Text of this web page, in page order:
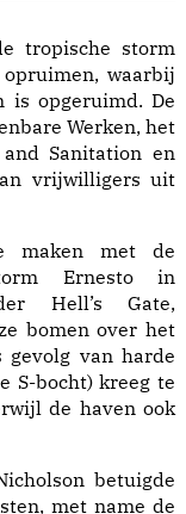
tropische storm
waarbij
is opgeruimd. De
Werken, het
Sanitation en
vrijwilligers uit
maken met de
Ernesto in
Hell’s Gate,
bomen over het
gevolg van harde
S-bocht) kreeg te
de haven ook
betuigde
met name de